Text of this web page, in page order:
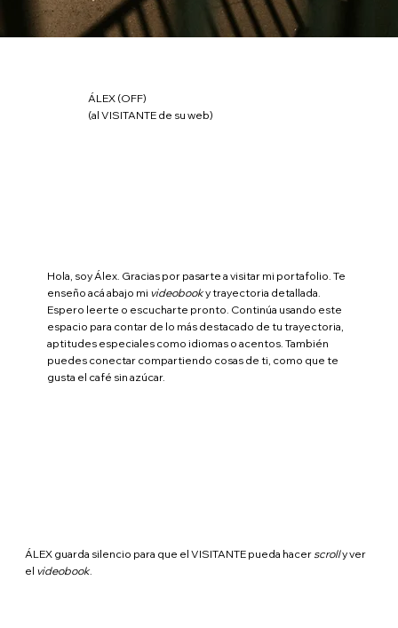
ÁLEX (OFF)
(al VISITANTE de su web)
Hola, soy Álex. Gracias por pasarte a visitar mi portafolio. Te
enseño acá abajo mi videobooky trayectoria detallada.
Espero leerte o escucharte pronto. Continúa usando este
espacio para contar de lo más destacado de tu trayectoria,
aptitudes especiales como idiomas o acentos. También
puedes conectar compartiendo cosas de ti, como que te
gusta el café sin azúcar.
ÁLEX guarda silencio para que el VISITANTE pueda hacerscrolly ver
el videobook.